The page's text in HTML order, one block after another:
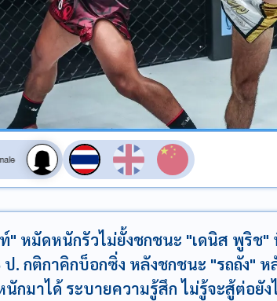
สลับเสียงอ่าน
" หมัดหนักรัวไม่ยั้งชกชนะ "เดนิส พูริช"
ป. กติกาคิกบ็อกซิ่ง หลังชกชนะ "รถถัง"
กมาได้ ระบายความรู้สึก ไม่รู้จะสู้ต่อยัง